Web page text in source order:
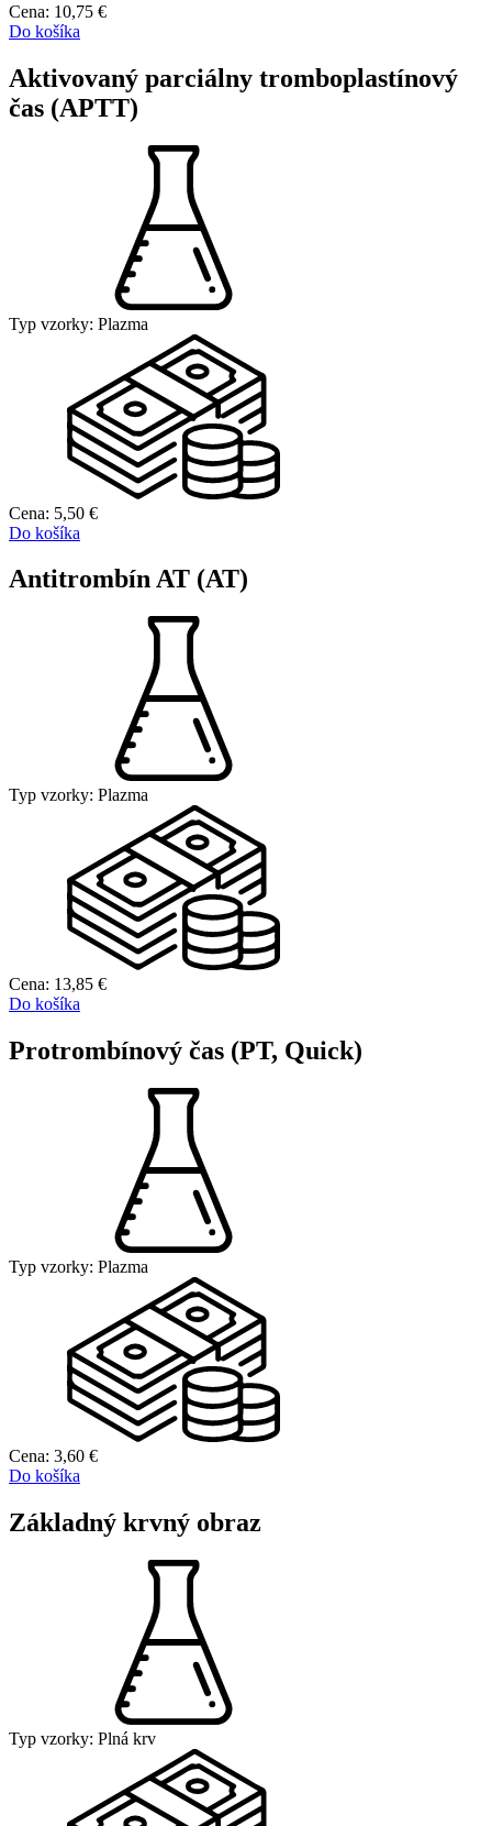
Cena: 10,75 €
Do košíka
Aktivovaný parciálny tromboplastínový
čas (APTT)
Typ vzorky: Plazma
Cena: 5,50 €
Do košíka
Antitrombín AT (AT)
Typ vzorky: Plazma
Cena: 13,85 €
Do košíka
Protrombínový čas (PT, Quick)
Typ vzorky: Plazma
Cena: 3,60 €
Do košíka
Základný krvný obraz
Typ vzorky: Plná krv